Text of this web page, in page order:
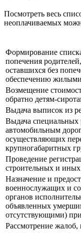
Посмотреть весь
неоплачиваемых
Формирование
попечения
оставшихся без
обеспечению
Возмещение
обратно детям-
Выдача выписок из
Выдача
автомобильным
осуществляющих
крупногабаритных
Проведение
строительных и
Назначение и
военнослужащих и
органов
объявленных
отсутствующими)
Рассмотрение